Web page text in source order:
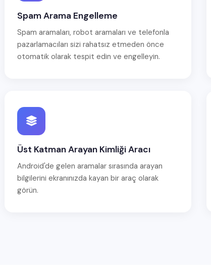
Spam Arama Engelleme
Spam aramaları, robot aramaları ve telefonla
pazarlamacıları sizi rahatsız etmeden önce
otomatik olarak tespit edin ve engelleyin.
Üst Katman Arayan Kimliği Aracı
Android'de gelen aramalar sırasında arayan
bilgilerini ekranınızda kayan bir araç olarak
görün.